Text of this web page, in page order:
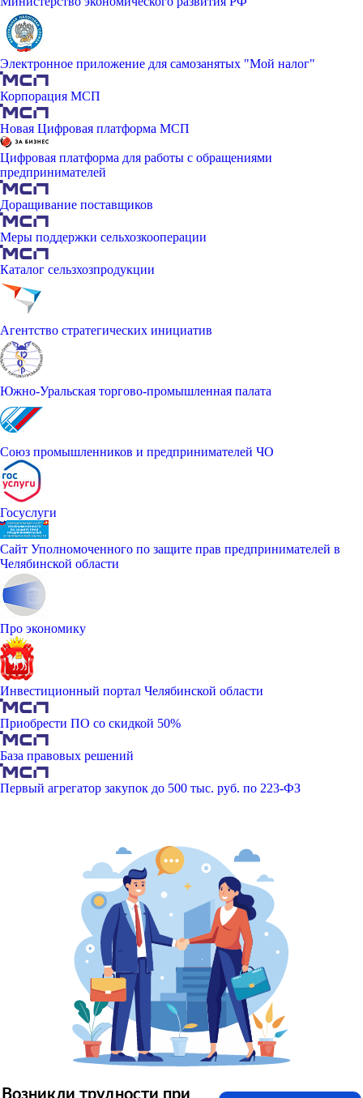
Электронное приложение для самозанятых "Мой налог"
Корпорация МСП
Новая Цифровая платформа МСП
Цифровая платформа для работы с обращениями
предпринимателей
Доращивание поставщиков
Меры поддержки сельхозкооперации
Каталог сельзхозпродукции
Агентство стратегических инициатив
Южно-Уральская торгово-промышленная палата
Союз промышленников и предпринимателей ЧО
Госуслуги
Сайт Уполномоченного по защите прав предпринимателей в
Челябинской области
Про экономику
Инвестиционный портал Челябинской области
Приобрести ПО со скидкой 50%
База правовых решений
Первый агрегатор закупок до 500 тыс. руб. по 223-ФЗ
Возникли трудности при